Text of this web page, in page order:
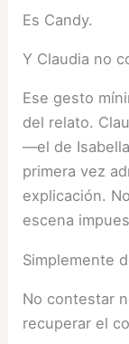
Es Candy.
Y Claudia no
Ese gesto
del relato.
—el de
primera vez
explicación.
escena
Simplemente
No contestar
recuperar el